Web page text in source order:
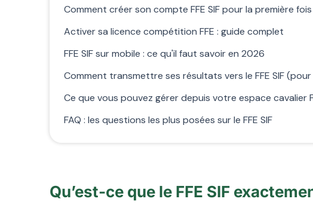
Comment créer son compte FFE SIF pour la première fois
Activer sa licence compétition FFE : guide complet
FFE SIF sur mobile : ce qu'il faut savoir en 2026
Comment transmettre ses résultats vers le FFE SIF
Ce que vous pouvez gérer depuis votre espace cavalier
FAQ : les questions les plus posées sur le FFE SIF
Qu’est-ce que le FFE SIF